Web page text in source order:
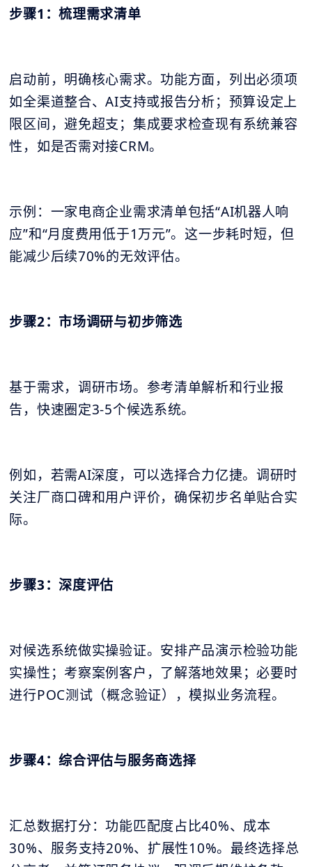
步骤1：梳理需求清单
启动前，明确核心需求。功能方面，列出必须项
如全渠道整合、AI支持或报告分析；预算设定上
限区间，避免超支；集成要求检查现有系统兼容
性，如是否需对接CRM。
示例：一家电商企业需求清单包括“AI机器人响
应”和“月度费用低于1万元”。这一步耗时短，但
能减少后续70%的无效评估。
步骤2：市场调研与初步筛选
基于需求，调研市场。参考清单解析和行业报
告，快速圈定3-5个候选系统。
例如，若需AI深度，可以选择合力亿捷。调研时
关注厂商口碑和用户评价，确保初步名单贴合实
际。
步骤3：深度评估
对候选系统做实操验证。安排产品演示检验功能
实操性；考察案例客户，了解落地效果；必要时
进行POC测试（概念验证），模拟业务流程。
步骤4：综合评估与服务商选择
汇总数据打分：功能匹配度占比40%、成本
30%、服务支持20%、扩展性10%。最终选择总